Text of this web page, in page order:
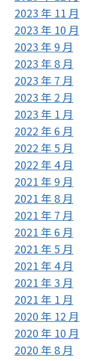
2023 年 11 月
2023 年 10 月
2023 年 9 月
2023 年 8 月
2023 年 7 月
2023 年 2 月
2023 年 1 月
2022 年 6 月
2022 年 5 月
2022 年 4 月
2021 年 9 月
2021 年 8 月
2021 年 7 月
2021 年 6 月
2021 年 5 月
2021 年 4 月
2021 年 3 月
2021 年 1 月
2020 年 12 月
2020 年 10 月
2020 年 8 月